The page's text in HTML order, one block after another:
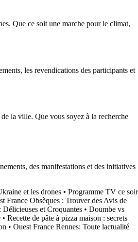
Que ce soit une marche pour le climat,
les revendications des participants et
la ville. Que vous soyez à la recherche
des manifestations et des initiatives
et les drones • Programme TV ce soir
France Obsèques : Trouver des Avis de
Délicieuses et Croquantes • Doumbe vs
• Recette de pâte à pizza maison : secrets
• Ouest France Rennes: Toute lactualité